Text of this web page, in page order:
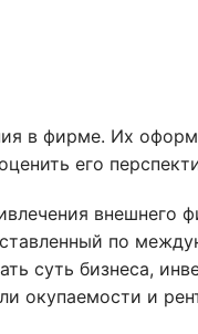
в фирме. Их
его
внешнего
по
суть бизнеса,
окупаемости и